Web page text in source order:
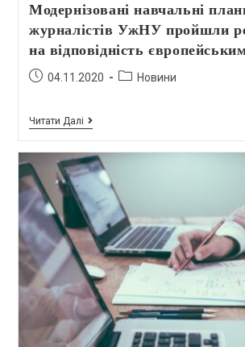
Модернізовані навчальні
журналістів УжНУ пройшли
на відповідність
04.11.2020 Новини
Читати Далі